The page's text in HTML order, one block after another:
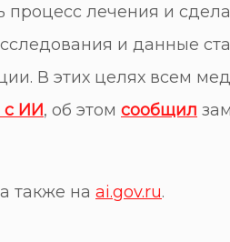
процесс лечения и
и данные
В этих целях всем
с ИИ, об этом сообщил
также на ai.gov.ru.